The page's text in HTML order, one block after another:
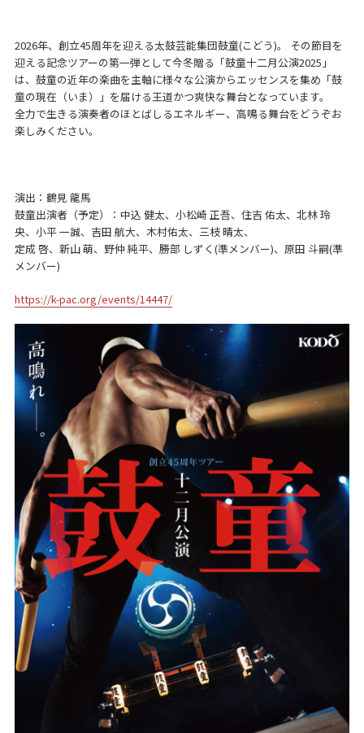
2026年、創立45周年を迎える太鼓芸能集団鼓童(こどう)。 その節目を
迎える記念ツアーの第一弾として今冬贈る「鼓童十二月公演2025」
は、鼓童の近年の楽曲を主軸に様々な公演からエッセンスを集め「鼓
童の現在（いま）」を届ける王道かつ爽快な舞台となっています。
全力で生きる演奏者のほとばしるエネルギー、高鳴る舞台をどうぞお
楽しみください。
演出：鶴見 龍馬
鼓童出演者（予定）：中込 健太、小松崎 正吾、住吉 佑太、北林 玲
央、小平 一誠、吉田 航大、木村佑太、三枝 晴太、
定成 啓、新山 萌、野仲 純平、勝部 しずく(準メンバー)、原田 斗嗣(準
メンバー)
https://k-pac.org/events/14447/